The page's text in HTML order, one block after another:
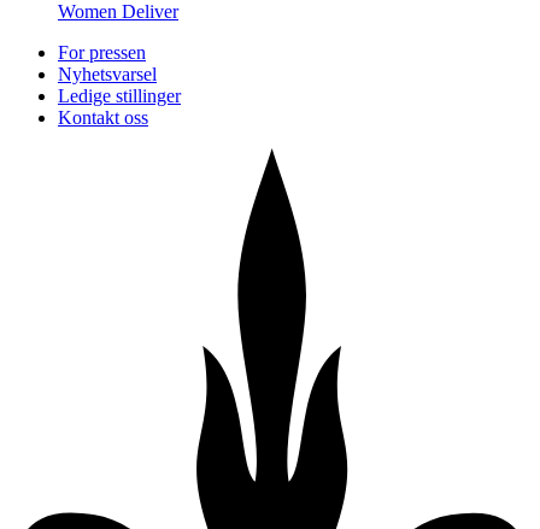
Women Deliver
For pressen
Nyhetsvarsel
Ledige stillinger
Kontakt oss